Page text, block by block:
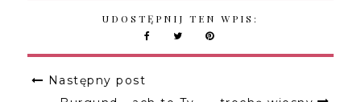
UDOSTĘPNIJ TEN WPIS:
Następny post